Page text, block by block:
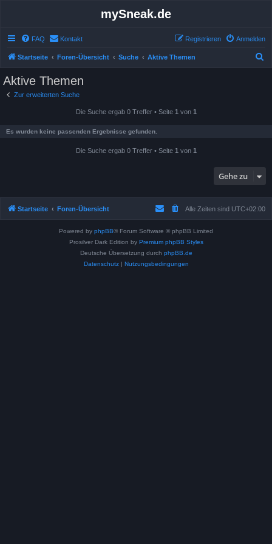
mySneak.de
FAQ Kontakt Anmelden
Registrieren
Startseite Foren-Übersicht Suche Aktive Themen
Aktive Themen
Zur erweiterten Suche
Die Suche ergab 0 Treffer • Seite 1 von 1
Es wurden keine passenden Ergebnisse gefunden.
Die Suche ergab 0 Treffer • Seite 1 von 1
Gehe zu
Startseite Foren-Übersicht Alle Zeiten sind UTC+02:00
Powered by phpBB® Forum Software © phpBB Limited
Prosilver Dark Edition by Premium phpBB Styles
Deutsche Übersetzung durch phpBB.de
Datenschutz| Nutzungsbedingungen